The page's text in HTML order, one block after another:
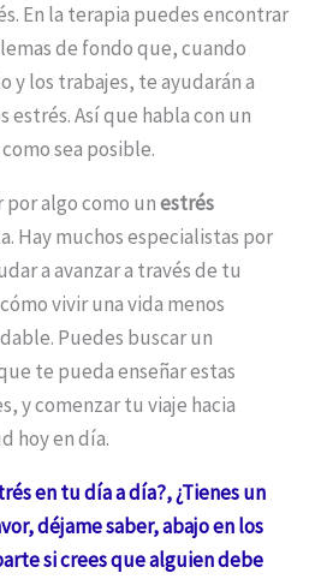
En la terapia puedes encontrar
de fondo que, cuando
y los trabajes, te ayudarán a
estrés. Así que habla con un
sea posible.
por algo como unestrés
Hay muchos especialistas por
a avanzar a través de tu
vivir una vida menos
Puedes buscar un
te pueda enseñar estas
y comenzar tu viaje hacia
hoy en día.
en tu día a día?, ¿Tienes un
déjame saber, abajo en los
si crees que alguien debe